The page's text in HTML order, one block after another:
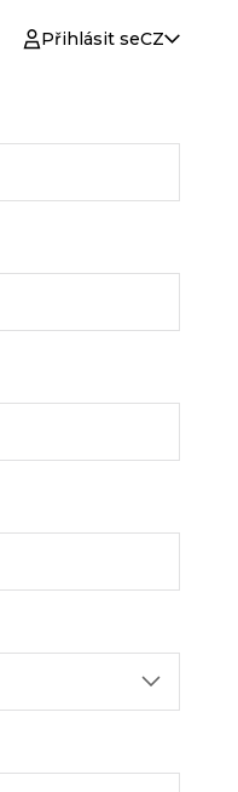
Přihlásit seCZ